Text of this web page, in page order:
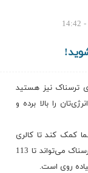
ترسناک نیز هستید
را بالا برده و
کمک کند تا کالری
بیشتری بسوزانید؟ باید بدانید که دیدن یک فیلم ترسناک می‌تواند تا 113
روی است.